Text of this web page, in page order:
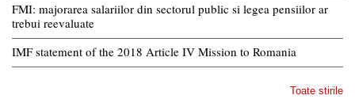
FMI: majorarea salariilor din sectorul public si legea pensiilor ar
trebui reevaluate
IMF statement of the 2018 Article IV Mission to Romania
Toate stirile